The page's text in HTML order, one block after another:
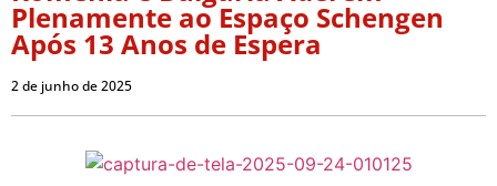
Plenamente ao Espaço Schengen
Após 13 Anos de Espera
2 de junho de 2025